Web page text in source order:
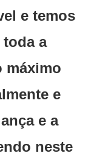
e temos
a
máximo
e
e a
neste